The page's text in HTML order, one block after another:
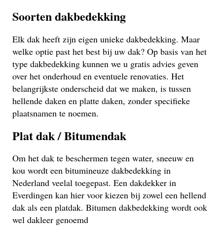
Soorten dakbedekking
Elk dak heeft zijn eigen unieke dakbedekking. Maar
welke optie past het best bij uw dak? Op basis van het
type dakbedekking kunnen we u gratis advies geven
over het onderhoud en eventuele renovaties. Het
belangrijkste onderscheid dat we maken, is tussen
hellende daken en platte daken, zonder specifieke
plaatsnamen te noemen.
Plat dak / Bitumendak
Om het dak te beschermen tegen water, sneeuw en
kou wordt een bitumineuze dakbedekking in
Nederland veelal toegepast. Een dakdekker in
Everdingen kan hier voor kiezen bij zowel een hellend
dak als een platdak. Bitumen dakbedekking wordt ook
wel dakleer genoemd